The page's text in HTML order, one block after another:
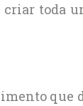
toda
que